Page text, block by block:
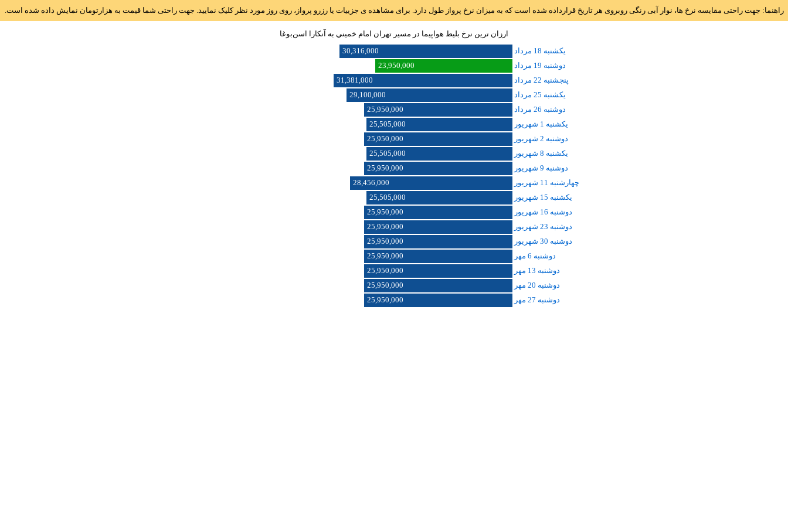
راهنما: جهت راحتی مقایسه نرخ ها، نوار آبی رنگی روبروی هر تاریخ قرارداده شده است که به میزان نرخ پرواز طول دارد. برای مشاهده ی جزییات یا رزرو پرواز، روی روز مورد نظر کلیک نمایید. جهت راحتی شما قیمت به هزارتومان نمایش داده شده است.
ارزان ترین نرخ بلیط هواپیما در مسیر تهران امام خميني به آنکارا اسن‌بوغا
يکشنبه 18 مرداد
30,316,000
دوشنبه 19 مرداد
23,950,000
پنجشنبه 22 مرداد
31,381,000
يکشنبه 25 مرداد
29,100,000
دوشنبه 26 مرداد
25,950,000
يکشنبه 1 شهریور
25,505,000
دوشنبه 2 شهریور
25,950,000
يکشنبه 8 شهریور
25,505,000
دوشنبه 9 شهریور
25,950,000
چهارشنبه 11 شهریور
28,456,000
يکشنبه 15 شهریور
25,505,000
دوشنبه 16 شهریور
25,950,000
دوشنبه 23 شهریور
25,950,000
دوشنبه 30 شهریور
25,950,000
دوشنبه 6 مهر
25,950,000
دوشنبه 13 مهر
25,950,000
دوشنبه 20 مهر
25,950,000
دوشنبه 27 مهر
25,950,000